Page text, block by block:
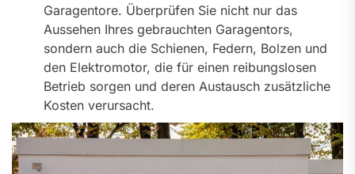
Garagentore. Überprüfen Sie nicht nur das
Aussehen Ihres gebrauchten Garagentors,
sondern auch die Schienen, Federn, Bolzen und
den Elektromotor, die für einen reibungslosen
Betrieb sorgen und deren Austausch zusätzliche
Kosten verursacht.